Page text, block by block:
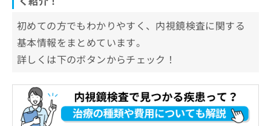
初めての方でもわかりやすく、内視鏡検査に関する
基本情報をまとめています。
詳しくは下のボタンからチェック！